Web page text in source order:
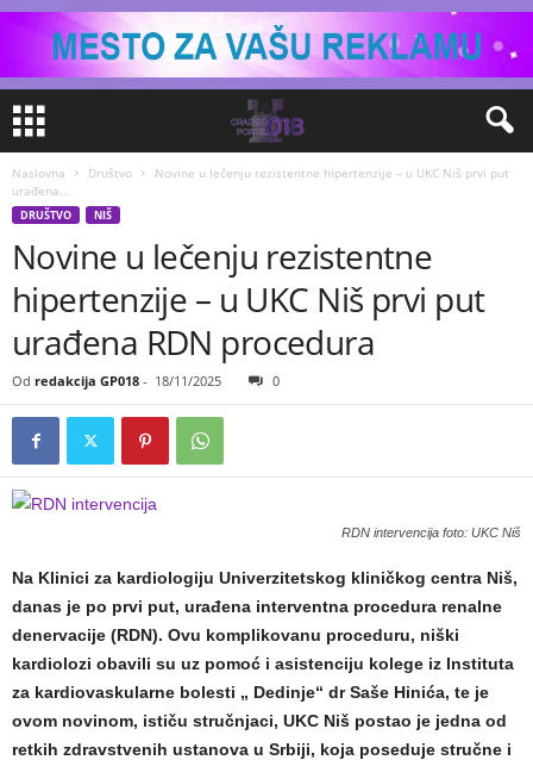
Naslovna Društvo
Novine u lečenju rezistentne hipertenzije – u UKC Niš prvi put
urađena...
DRUŠTVO NIŠ
Novine u lečenju rezistentne
hipertenzije – u UKC Niš prvi put
urađena RDN procedura
Od redakcija GP018 - 18/11/2025 0
RDN intervencija foto: UKC Niš
Na Klinici za kardiologiju Univerzitetskog kliničkog centra Niš,
danas je po prvi put, urađena interventna procedura renalne
denervacije (RDN). Ovu komplikovanu proceduru, niški
kardiolozi obavili su uz pomoć i asistenciju kolege iz Instituta
za kardiovaskularne bolesti „ Dedinje“ dr Saše Hinića, te je
ovom novinom, ističu stručnjaci, UKC Niš postao je jedna od
retkih zdravstvenih ustanova u Srbiji, koja poseduje stručne i